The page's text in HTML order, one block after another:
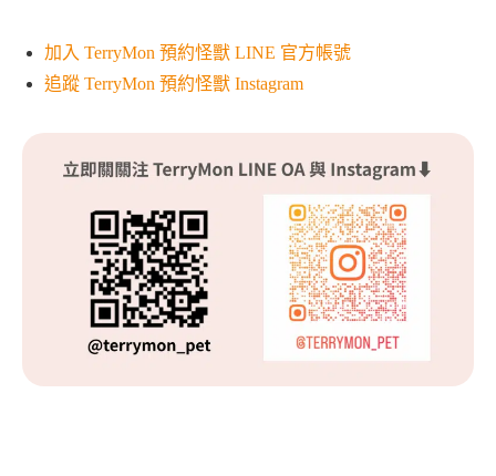
加入 TerryMon 預約怪獸 LINE 官方帳號
追蹤 TerryMon 預約怪獸 Instagram